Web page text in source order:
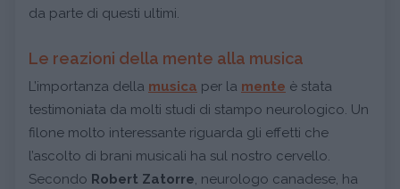
da parte di questi ultimi.
Le reazioni della mente alla musica
L’importanza della musica per la mente è stata
testimoniata da molti studi di stampo neurologico. Un
filone molto interessante riguarda gli effetti che
l’ascolto di brani musicali ha sul nostro cervello.
Secondo Robert Zatorre, neurologo canadese, ha